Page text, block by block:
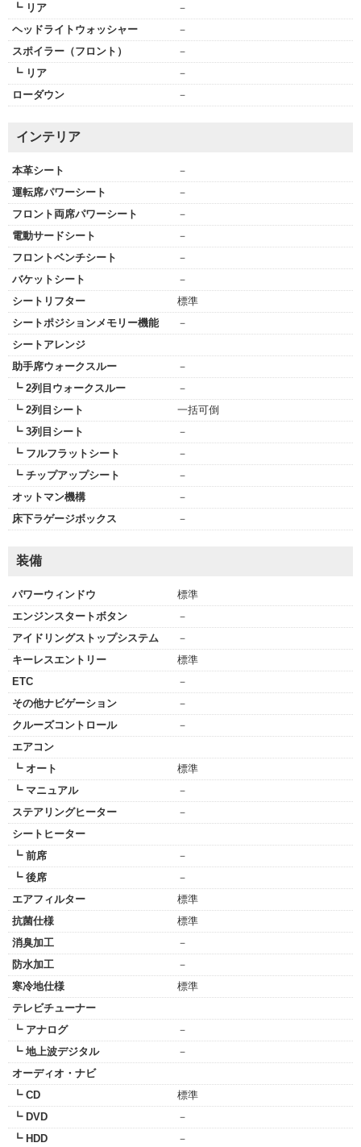
┗ リア
－
ヘッドライトウォッシャー
－
スポイラー（フロント）
－
┗ リア
－
ローダウン
－
インテリア
本革シート
－
運転席パワーシート
－
フロント両席パワーシート
－
電動サードシート
－
フロントベンチシート
－
バケットシート
－
シートリフター
標準
シートポジションメモリー機能
－
シートアレンジ
助手席ウォークスルー
－
┗ 2列目ウォークスルー
－
┗ 2列目シート
一括可倒
┗ 3列目シート
－
┗ フルフラットシート
－
┗ チップアップシート
－
オットマン機構
－
床下ラゲージボックス
－
装備
パワーウィンドウ
標準
エンジンスタートボタン
－
アイドリングストップシステム
－
キーレスエントリー
標準
ETC
－
その他ナビゲーション
－
クルーズコントロール
－
エアコン
┗ オート
標準
┗ マニュアル
－
ステアリングヒーター
－
シートヒーター
┗ 前席
－
┗ 後席
－
エアフィルター
標準
抗菌仕様
標準
消臭加工
－
防水加工
－
寒冷地仕様
標準
テレビチューナー
┗ アナログ
－
┗ 地上波デジタル
－
オーディオ・ナビ
┗ CD
標準
┗ DVD
－
┗ HDD
－